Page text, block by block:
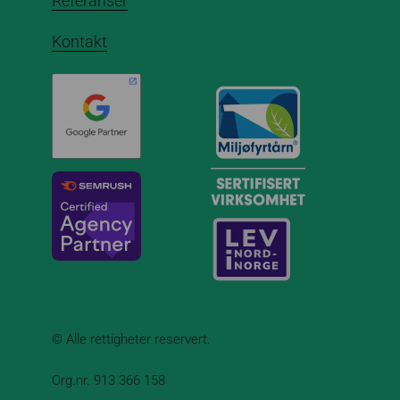
Kontakt
© Alle rettigheter reservert.
Org.nr. 913 366 158